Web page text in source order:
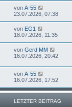
von A-55
23.07.2026, 07:38
von EG1
18.07.2026, 11:35
von Gerd MM
16.07.2026, 20:42
von A-55
16.07.2026, 17:52
LETZTER BEITRAG